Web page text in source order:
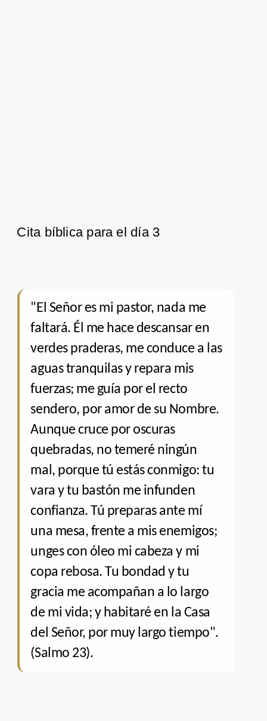
Cita bíblica para el día 3
"El Señor es mi pastor, nada me
faltará. Él me hace descansar en
verdes praderas, me conduce a las
aguas tranquilas y repara mis
fuerzas; me guía por el recto
sendero, por amor de su Nombre.
Aunque cruce por oscuras
quebradas, no temeré ningún
mal, porque tú estás conmigo: tu
vara y tu bastón me infunden
confianza. Tú preparas ante mí
una mesa, frente a mis enemigos;
unges con óleo mi cabeza y mi
copa rebosa. Tu bondad y tu
gracia me acompañan a lo largo
de mi vida; y habitaré en la Casa
del Señor, por muy largo tiempo".
(Salmo 23).